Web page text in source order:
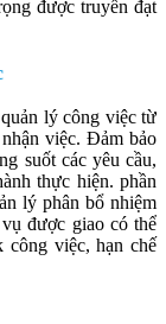
được truyền đạt
lý công việc từ
việc. Đảm bảo
suốt các yêu cầu,
thực hiện. phần
lý phân bổ nhiệm
được giao có thể
công việc, hạn chế